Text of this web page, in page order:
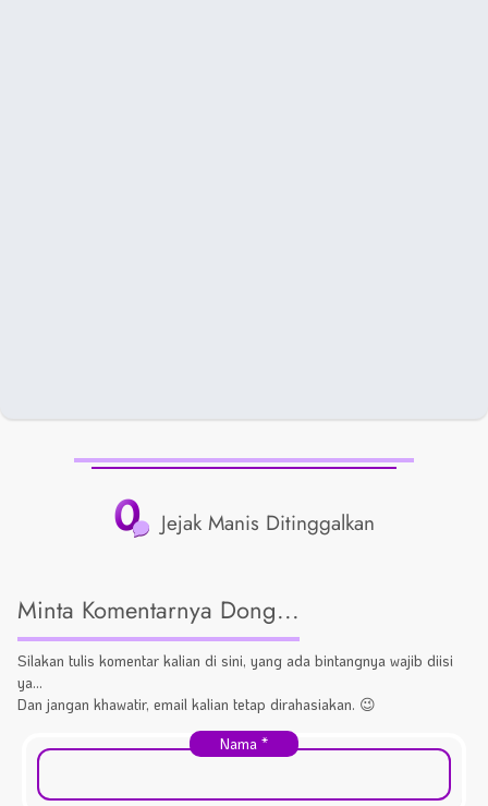
0 Jejak Manis Ditinggalkan
Minta Komentarnya Dong...
Silakan tulis komentar kalian di sini, yang ada bintangnya wajib diisi
ya...
Dan jangan khawatir, email kalian tetap dirahasiakan. 😉
Nama *